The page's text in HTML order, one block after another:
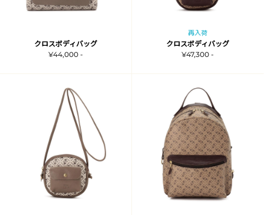
クロスボディバッグ
¥44,000 -
再入荷
クロスボディバッグ
¥47,300 -